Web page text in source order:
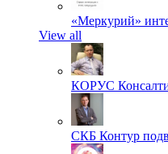
«Меркурий»
View all
КОРУС
СКБ Контур